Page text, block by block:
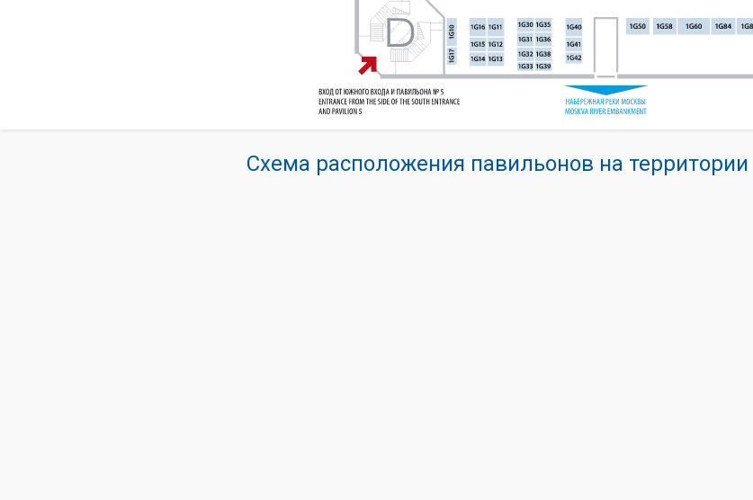
Схема расположения павильонов на